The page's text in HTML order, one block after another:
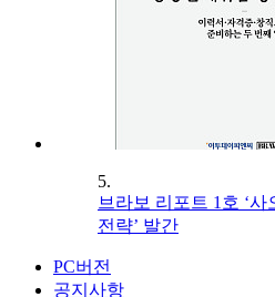
5.
브라보 리포트 1호 ‘사
전략’ 발간
PC버전
공지사항